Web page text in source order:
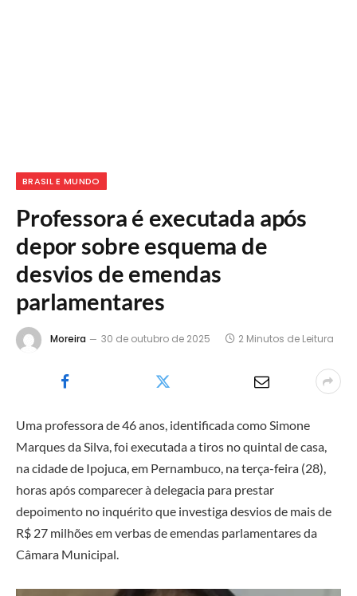
BRASIL E MUNDO
Professora é executada após
depor sobre esquema de
desvios de emendas
parlamentares
Moreira 30 de outubro de 2025 2 Minutos de Leitura
Uma professora de 46 anos, identificada como Simone
Marques da Silva, foi executada a tiros no quintal de casa,
na cidade de Ipojuca, em Pernambuco, na terça-feira (28),
horas após comparecer à delegacia para prestar
depoimento no inquérito que investiga desvios de mais de
R$ 27 milhões em verbas de emendas parlamentares da
Câmara Municipal.